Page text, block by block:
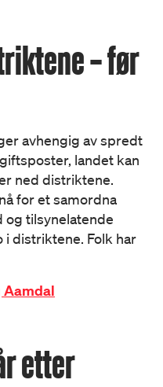
– før
avhengig av spredt
landet kan
ned distriktene.
for et samordna
og tilsynelatende
i distriktene. Folk har
Aamdal
etter